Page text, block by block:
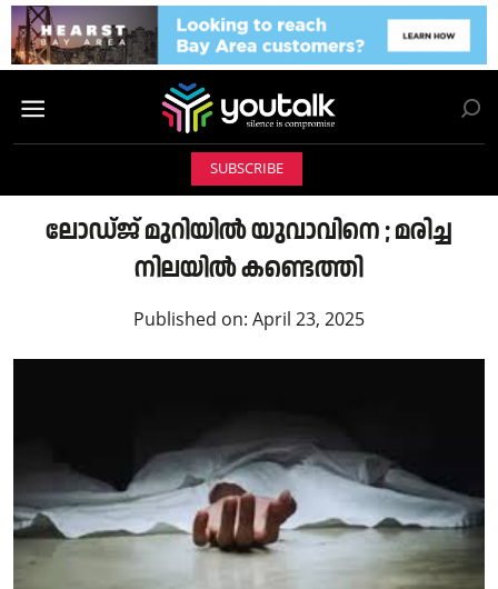
SUBSCRIBE
ലോഡ്ജ് മുറിയിൽ യുവാവിനെ ; മരിച്ച
നിലയിൽ കണ്ടെത്തി
Published on: April 23, 2025